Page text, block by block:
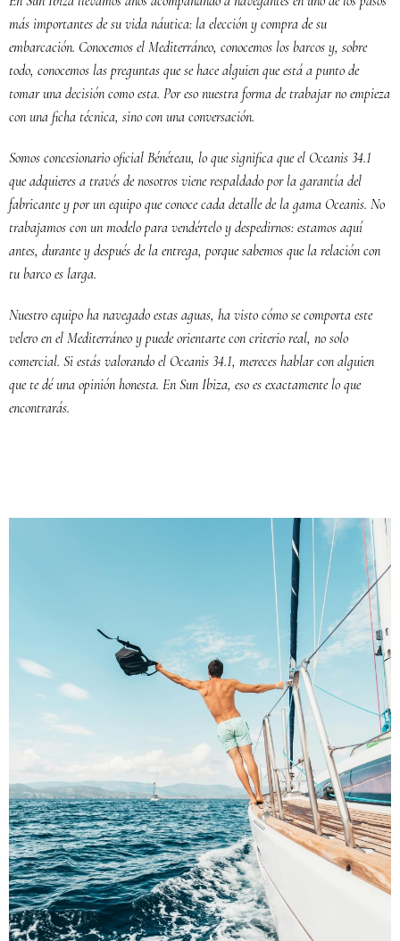
más importantes de su vida náutica: la elección y compra de su
embarcación. Conocemos el Mediterráneo, conocemos los barcos y, sobre
todo, conocemos las preguntas que se hace alguien que está a punto de
tomar una decisión como esta. Por eso nuestra forma de trabajar no empieza
con una ficha técnica, sino con una conversación.
Somos concesionario oficial Bénéteau, lo que significa que el Oceanis 34.1
que adquieres a través de nosotros viene respaldado por la garantía del
fabricante y por un equipo que conoce cada detalle de la gama Oceanis. No
trabajamos con un modelo para vendértelo y despedirnos: estamos aquí
antes, durante y después de la entrega, porque sabemos que la relación con
tu barco es larga.
Nuestro equipo ha navegado estas aguas, ha visto cómo se comporta este
velero en el Mediterráneo y puede orientarte con criterio real, no solo
comercial. Si estás valorando el Oceanis 34.1, mereces hablar con alguien
que te dé una opinión honesta. En Sun Ibiza, eso es exactamente lo que
encontrarás.